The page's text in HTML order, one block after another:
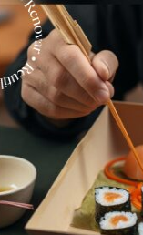
aclarar
los dos
base en el relato
exámenes
. También